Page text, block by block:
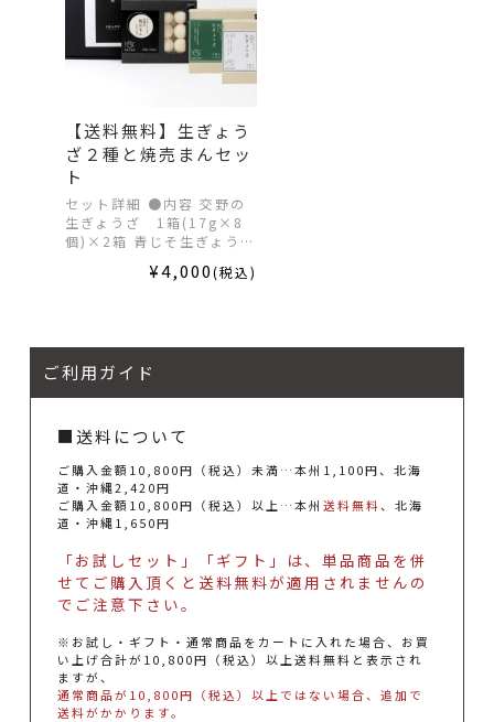
【送料無料】生ぎょう
ざ２種と焼売まんセッ
ト
セット詳細 ●内容 交野の
生ぎょうざ 1箱(17g×8
個)×2箱 青じそ生ぎょう…
¥4,000(税込)
ご利用ガイド
■送料について
ご購入金額10,800円（税込）未満…本州1,100円、北海
道・沖縄2,420円
ご購入金額10,800円（税込）以上…本州 送料無料、北海
道・沖縄1,650円
「お試しセット」「ギフト」は、単品商品を併
せてご購入頂くと送料無料が適用されませんの
でご注意下さい。
※お試し・ギフト・通常商品をカートに入れた場合、お買
い上げ合計が10,800円（税込）以上送料無料と表示され
ますが、
通常商品が10,800円（税込）以上ではない場合、追加で
送料がかかります。